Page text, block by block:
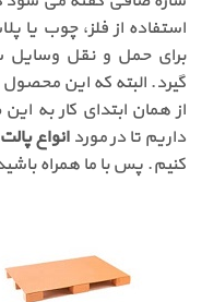
استفاده از فلز، چوب
برای حمل و نقل وسایل
گیرد. البته که این
از همان ابتدای کار به
داریم تا در موردانواع پالت
کنیم. پس با ما همراه